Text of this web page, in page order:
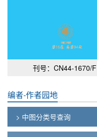
刊号：CN44-1670/F
编者-作者园地
> 中图分类号查询